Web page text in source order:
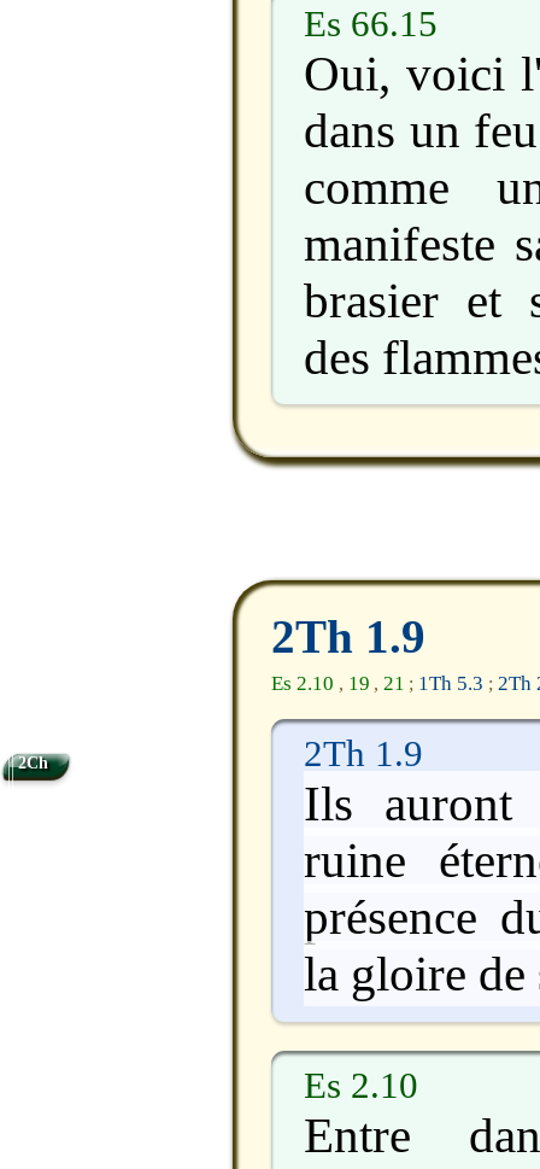
Es 66.15
Oui, voici
dans un
comme
manifeste
brasier et
des
2Th 1.9
Es 2.10 , 19 , 21 ; 1Th 5.3 ; 2Th
2Th 1.9
Ils auront
ruine
présence
la gloire de
Es 2.10
Entre
2Ch